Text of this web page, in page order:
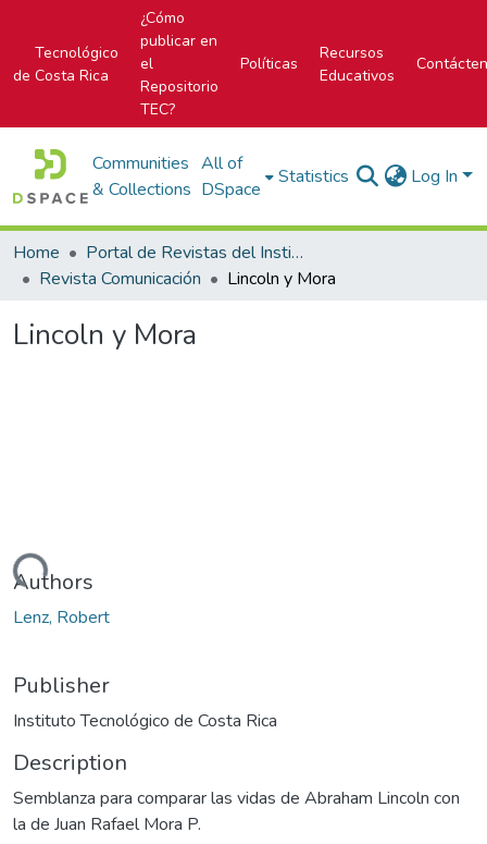
Tecnológico
de Costa Rica
¿Cómo
publicar en
el
Repositorio
TEC?
Políticas
Recursos
Educativos
Communities
& Collections
All of
DSpace
Statistics Log In
Home
Portal de Revistas del Instituto Tecnológico de Costa Rica
Revista Comunicación
Lincoln y Mora
Lincoln y Mora
Authors
Lenz, Robert
Publisher
Instituto Tecnológico de Costa Rica
Description
Semblanza para comparar las vidas de Abraham Lincoln con
la de Juan Rafael Mora P.